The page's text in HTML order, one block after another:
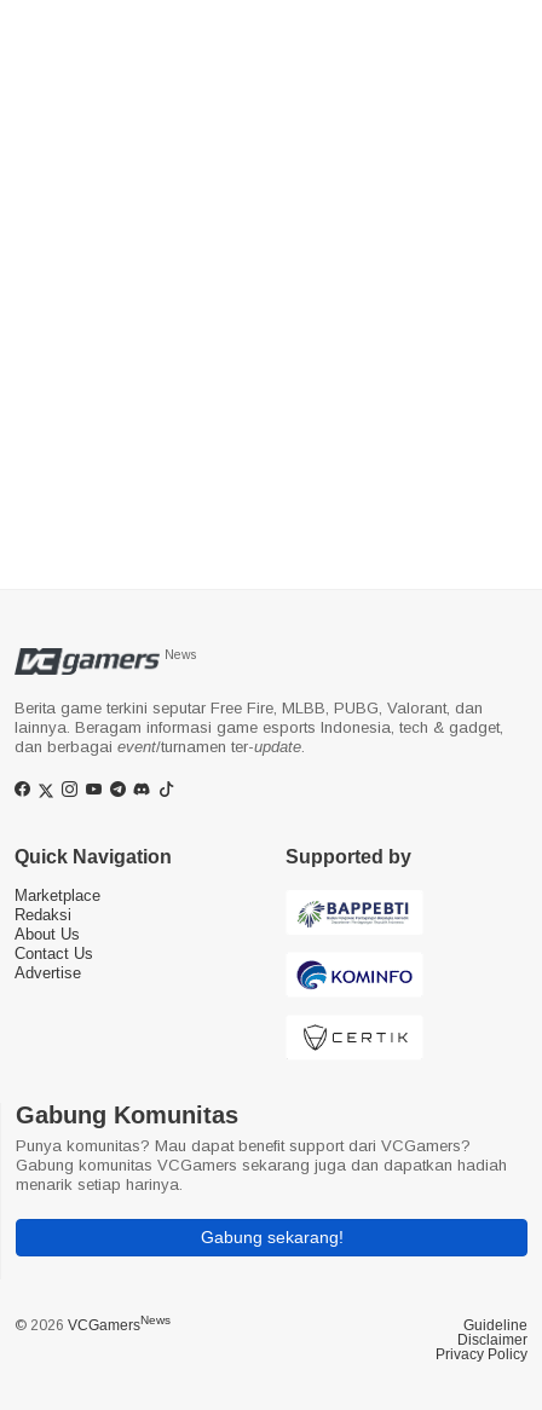
News
Berita game terkini seputar Free Fire, MLBB, PUBG, Valorant, dan
lainnya. Beragam informasi game esports Indonesia, tech & gadget,
dan berbagai event/turnamen ter-update
Quick Navigation
Marketplace
Redaksi
About Us
Contact Us
Advertise
Supported by
Gabung Komunitas
Punya komunitas? Mau dapat benefit support dari VCGamers?
Gabung komunitas VCGamers sekarang juga dan dapatkan hadiah
menarik setiap harinya.
Gabung sekarang!
© 2026 VCGamersNews
Guideline
Disclaimer
Privacy Policy